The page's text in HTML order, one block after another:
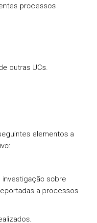
processos
outras UCs.
elementos a
investigação sobre
a processos